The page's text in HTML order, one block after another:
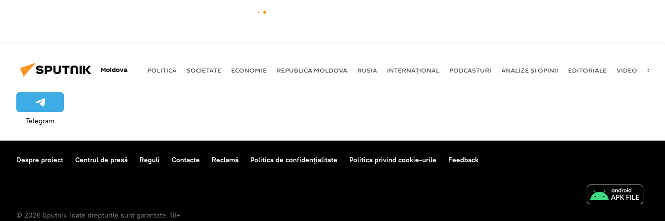
Moldova POLITICĂ SOCIETATE ECONOMIE REPUBLICA MOLDOVA RUSIA INTERNAȚIONAL PODCASTURI ANALIZE ȘI OPINII EDITORIALE VIDEO
Telegram
Despre proiect Centrul de presă Reguli Contacte Reclamă Politica de confidențialitate Politica privind cookie-urile Feedback
© 2026 Sputnik Toate drepturile sunt garantate. 18+